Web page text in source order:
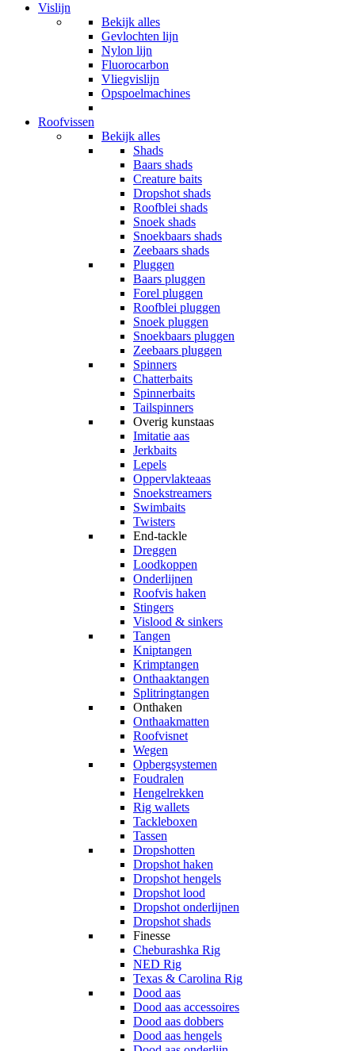
Vislijn
Bekijk alles
Gevlochten lijn
Nylon lijn
Fluorocarbon
Vliegvislijn
Opspoelmachines
Roofvissen
Bekijk alles
Shads
Baars shads
Creature baits
Dropshot shads
Roofblei shads
Snoek shads
Snoekbaars shads
Zeebaars shads
Pluggen
Baars pluggen
Forel pluggen
Roofblei pluggen
Snoek pluggen
Snoekbaars pluggen
Zeebaars pluggen
Spinners
Chatterbaits
Spinnerbaits
Tailspinners
Overig kunstaas
Imitatie aas
Jerkbaits
Lepels
Oppervlakteaas
Snoekstreamers
Swimbaits
Twisters
End-tackle
Dreggen
Loodkoppen
Onderlijnen
Roofvis haken
Stingers
Vislood & sinkers
Tangen
Kniptangen
Krimptangen
Onthaaktangen
Splitringtangen
Onthaken
Onthaakmatten
Roofvisnet
Wegen
Opbergsystemen
Foudralen
Hengelrekken
Rig wallets
Tackleboxen
Tassen
Dropshotten
Dropshot haken
Dropshot hengels
Dropshot lood
Dropshot onderlijnen
Dropshot shads
Finesse
Cheburashka Rig
NED Rig
Texas & Carolina Rig
Dood aas
Dood aas accessoires
Dood aas dobbers
Dood aas hengels